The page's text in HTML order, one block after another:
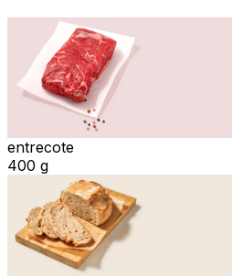
entrecote
400 g